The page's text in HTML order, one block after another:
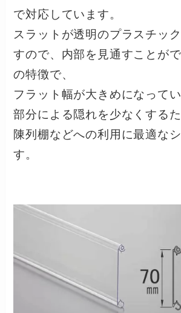
で対応しています。
スラットが透明のプラスチッ
すので、内部を見通すことが
の特徴で、
フラット幅が大きめになって
部分による隠れを少なくするた
陳列棚などへの利用に最適な
す。